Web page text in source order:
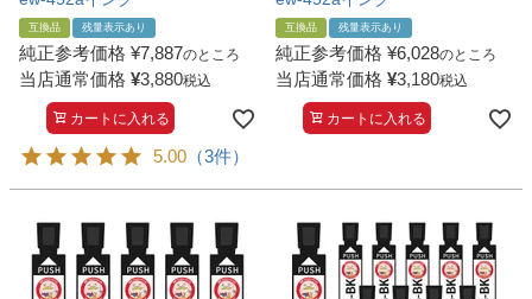
互換品 残量表示あり
純正参考価格 ¥7,887のところ
当店通常価格 ¥3,880税込
カートに入れる
5.00 （3件）
互換品 残量表示あり
純正参考価格 ¥6,028のところ
当店通常価格 ¥3,180税込
カートに入れる